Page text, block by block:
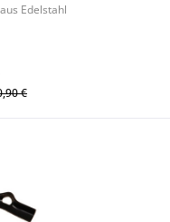
Edelstahl
€